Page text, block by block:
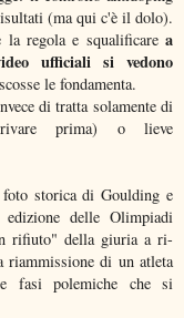
(ma qui c'è il dolo).
la regola e squalificare a
ufficiali si vedono
le fondamenta.
di tratta solamente di
prima) o lieve
storica di Goulding e
delle Olimpiadi
rifiuto" della giuria a ri-
riammissione di un atleta
fasi polemiche che si